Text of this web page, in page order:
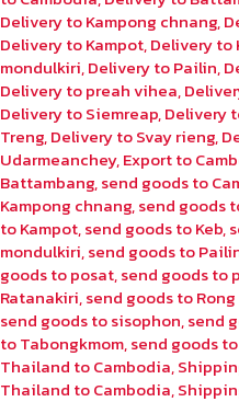
Delivery to Kampong chnang,
Delivery to Kampot,Delivery to
mondulkiri,Delivery to Pailin,
Delivery to preah vihea,
Delivery to Siemreap,Delivery
Treng,Delivery to Svay rieng,
Udarmeanchey,Export to
Battambang,send goods to
Kampong chnang,send goods
to Kampot,send goods to Keb,
mondulkiri,send goods to
goods to posat,send goods to
Ratanakiri,send goods to
send goods to sisophon,send
to Tabongkmom,send goods
Thailand to Cambodia,
Thailand to Cambodia,